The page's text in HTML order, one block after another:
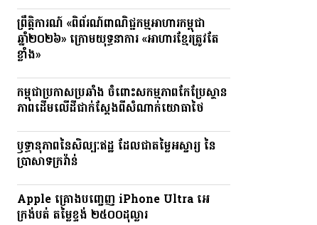
ព្រឹត្តិការណ៍ «ពិព័រណ៍ពាណិជ្ជកម្មអាហារកម្ពុជា
ឆ្នាំ២០២៦» ក្រោមយុទ្ធនាការ «អាហារខ្មែរត្រូវតែ
ខ្លាំង»
កម្ពុជាប្រកាសប្រឆាំង ចំពោះសកម្មភាពកែប្រែស្ថាន
ភាពដើមលើដីជាក់ស្តែងពីសំណាក់យោធាថៃ
ឫទ្ធានុភាពនៃសិល្បៈឥដ្ឋ ដែលជាតម្លៃអស្ចារ្យ នៃ
ប្រាសាទក្រវ៉ាន់
Apple គ្រោងបញ្ចេញ iPhone Ultra អេ
ក្រង់បត់ តម្លៃខ្ទង់ ២៥០០ដុល្លារ